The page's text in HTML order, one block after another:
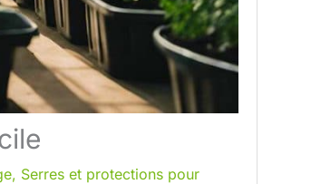
, Serres et protections pour